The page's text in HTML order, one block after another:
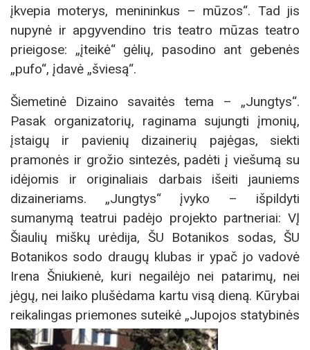
įkvepia moterys, menininkus – mūzos“. Tad jis
nupynė ir apgyvendino tris teatro mūzas teatro
prieigose: „įteikė“ gėlių, pasodino ant gebenės
„pufo“, įdavė „šviesą“.
Šiemetinė Dizaino savaitės tema – „Jungtys“.
Pasak organizatorių, raginama sujungti įmonių,
įstaigų ir pavienių dizainerių pajėgas, siekti
pramonės ir grožio sintezės, padėti į viešumą su
idėjomis ir originaliais darbais išeiti jauniems
dizaineriams. „Jungtys“ įvyko – išpildyti
sumanymą teatrui padėjo projekto partneriai: VĮ
Šiaulių miškų urėdija, ŠU Botanikos sodas, ŠU
Botanikos sodo draugų klubas ir ypač jo vadovė
Irena Šniukienė, kuri negailėjo nei patarimų, nei
jėgų, nei laiko plušėdama kartu visą dieną. Kūrybai
reikalingas priemones suteikė „Jupojos statybinės